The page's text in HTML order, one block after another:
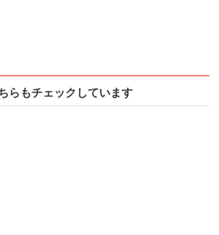
らもチェックしています